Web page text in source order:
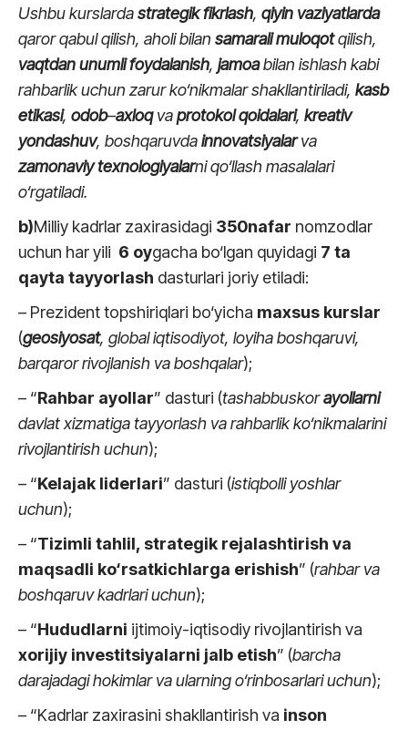
Ushbu kurslardastrategik fikrlash, qiyin vaziyatlarda
qaror qabul qilish, aholi bilan samaralimuloqotqilish,
vaqtdan unumli foydalanish, jamoabilan ishlashkabi
rahbarlik uchun zarur ko‘nikmalar shakllantiriladi, kasb
etikasi, odob–axloqvaprotokolqoidalari, kreativ
yondashuv, boshqaruvdainnovatsiyalarva
zamonaviy texnologiyalarni qo‘llash masalalari
o‘rgatiladi.
b)Milliy kadrlar zaxirasidagi 350nafar nomzodlar
uchun har yili 6 oygacha bo‘lgan quyidagi 7 ta
qayta tayyorlash dasturlari joriy etiladi:
– Prezident topshiriqlari bo‘yicha maxsus kurslar
(geosiyosat, global iqtisodiyot, loyiha boshqaruvi,
barqaror rivojlanish va boshqalar);
– “Rahbar ayollar” dasturi (tashabbuskorayollarni
davlat xizmatiga tayyorlash va rahbarlik ko‘nikmalarini
rivojlantirish uchun);
– “Kelajak liderlari” dasturi (istiqbolli yoshlar
uchun);
– “Tizimli tahlil, strategik rejalashtirish va
maqsadli ko‘rsatkichlarga erishish” (rahbar va
boshqaruv kadrlari uchun);
– “Hududlarni ijtimoiy-iqtisodiy rivojlantirish va
xorijiy investitsiyalarni jalb etish” (barcha
darajadagi hokimlar va ularning o‘rinbosarlari uchun);
– “Kadrlar zaxirasini shakllantirish va inson